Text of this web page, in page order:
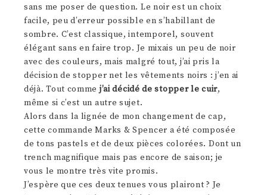
sans me poser de question. Le noir est un choix
facile, peu d’erreur possible en s’habillant de
sombre. C’est classique, intemporel, souvent
élégant sans en faire trop. Je mixais un peu de noir
avec des couleurs, mais malgré tout, j’ai pris la
décision de stopper net les vêtements noirs : j’en ai
déjà. Tout comme j’ai décidé de stopper le cuir,
même si c’est un autre sujet.
Alors dans la lignée de mon changement de cap,
cette commande Marks & Spencer a été composée
de tons pastels et de deux pièces colorées. Dont un
trench magnifique mais pas encore de saison; je
vous le montre très vite promis.
J’espère que ces deux tenues vous plairont ? Je